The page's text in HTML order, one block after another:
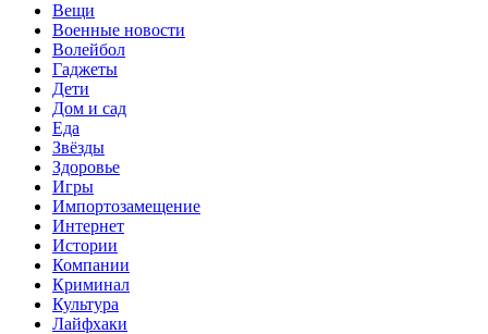
Вещи
Военные новости
Волейбол
Гаджеты
Дети
Дом и сад
Еда
Звёзды
Здоровье
Игры
Импортозамещение
Интернет
Истории
Компании
Криминал
Культура
Лайфхаки